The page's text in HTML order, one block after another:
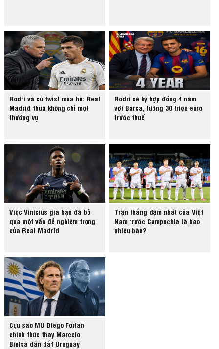
Rodri và cú twist mùa hè: Real
Madrid thua không chỉ một
thương vụ
Rodri sẽ ký hợp đồng 4 năm
với Barca, lương 30 triệu euro
trước thuế
Việc Vinicius gia hạn đã bỏ
qua một vấn đề nghiêm trọng
của Real Madrid
Trận thắng đậm nhất của Việt
Nam trước Campuchia là bao
nhiêu bàn?
Cựu sao MU Diego Forlan
chính thức thay Marcelo
Bielsa dẫn dắt Uruguay